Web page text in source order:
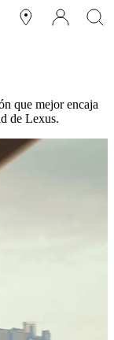
que mejor encaja
de Lexus.